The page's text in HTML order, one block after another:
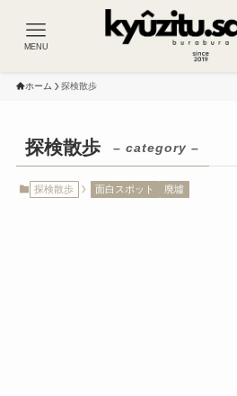
MENU
ホーム 探検散歩
探検散歩 – category –
探検散歩 面白スポット 廃墟